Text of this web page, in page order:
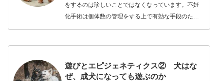
をするのは珍しいことではなくなっています。不妊
化手術は個体数の管理をする上で有効な手段のた
め、保護犬や殺処分の問題ともからんでよりいっそ
遊びとエピジェネティクス② 犬はな
ぜ、成犬になっても遊ぶのか